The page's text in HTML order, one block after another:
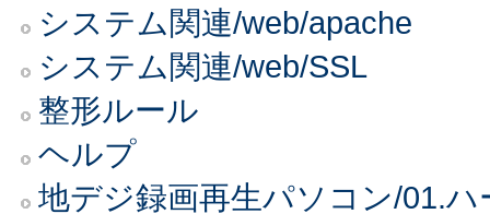
システム関連/web/apache
システム関連/web/SSL
整形ルール
ヘルプ
地デジ録画再生パソコン/01.ハ